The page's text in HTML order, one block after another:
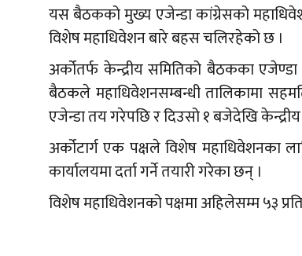
यस बैठकको मुख्य एजेन्डा कांग्रेसको
विशेष महाधिवेशन बारे बहस चलिरहेको छ ।
अर्कोतर्फ केन्द्रीय समितिको बैठकका
बैठकले महाधिवेशनसम्बन्धी तालिकामा
एजेन्डा तय गरेपछि र दिउसो १ बजेदेखि
अर्कोटार्ग एक पक्षले विशेष महाधिवेशनका
कार्यालयमा दर्ता गर्ने तयारी गरेका छन् ।
विशेष महाधिवेशनको पक्षमा अहिलेसम्म ५३